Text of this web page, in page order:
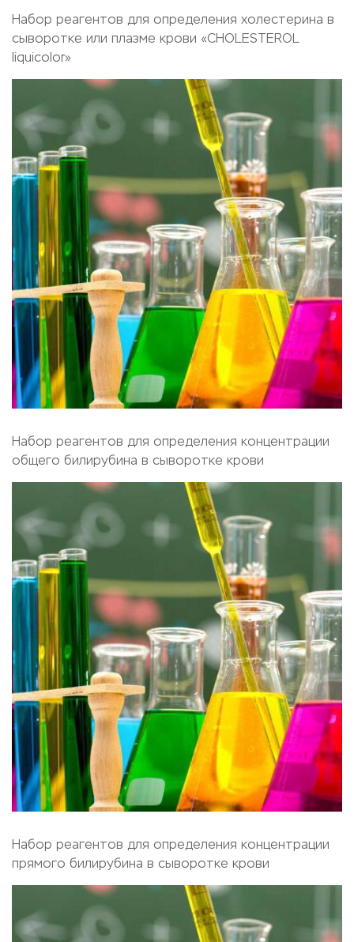
Набор реагентов для определения холестерина в
сыворотке или плазме крови «CHOLESTEROL
liquicolor»
Набор реагентов для определения концентрации
общего билирубина в сыворотке крови
Набор реагентов для определения концентрации
прямого билирубина в сыворотке крови